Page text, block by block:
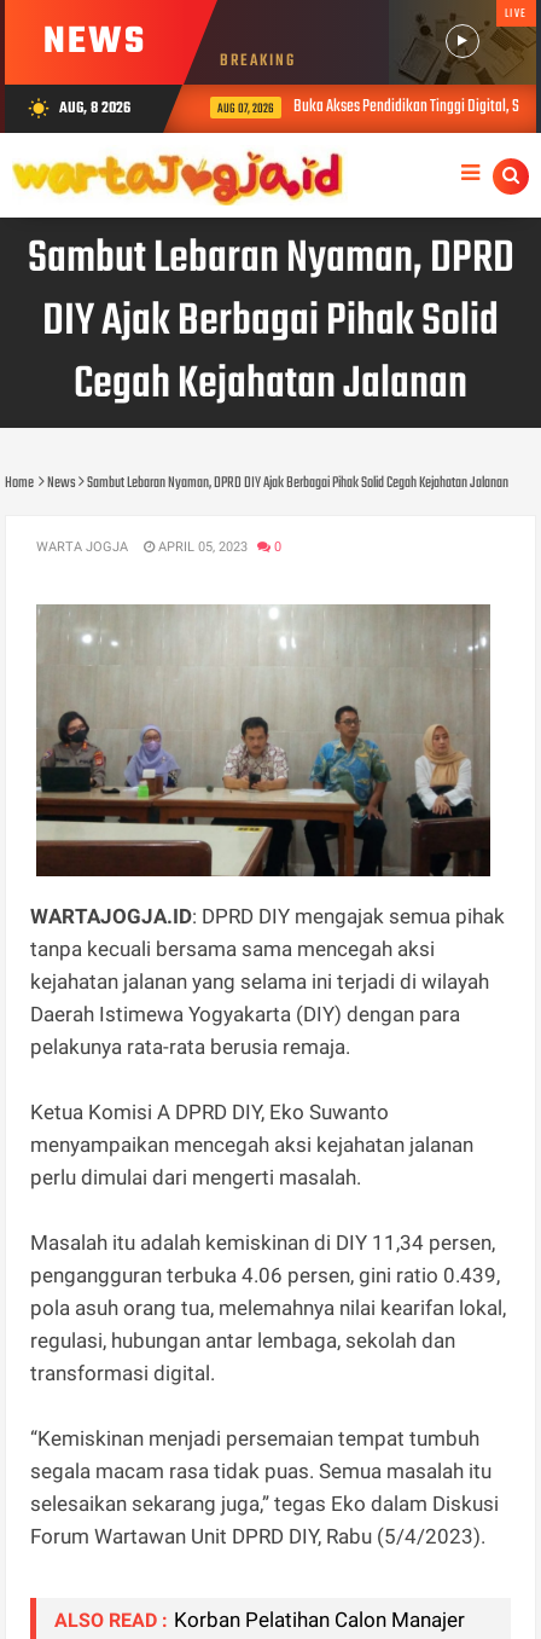
NEWS BREAKING
LIVE
wb_sunny AUG, 8 2026 AUG 07, 2026 Buka Akses Pendidikan Tinggi Digital,
Sambut Lebaran Nyaman, DPRD
DIY Ajak Berbagai Pihak Solid
Cegah Kejahatan Jalanan
Home News Sambut Lebaran Nyaman, DPRD DIY Ajak Berbagai Pihak Solid Cegah Kejahatan Jalanan
WARTA JOGJA APRIL 05, 2023 0
WARTAJOGJA.ID: DPRD DIY mengajak semua pihak
tanpa kecuali bersama sama mencegah aksi
kejahatan jalanan yang selama ini terjadi di wilayah
Daerah Istimewa Yogyakarta (DIY) dengan para
pelakunya rata-rata berusia remaja.
Ketua Komisi A DPRD DIY, Eko Suwanto
menyampaikan mencegah aksi kejahatan jalanan
perlu dimulai dari mengerti masalah.
Masalah itu adalah kemiskinan di DIY 11,34 persen,
pengangguran terbuka 4.06 persen, gini ratio 0.439,
pola asuh orang tua, melemahnya nilai kearifan lokal,
regulasi, hubungan antar lembaga, sekolah dan
transformasi digital.
“Kemiskinan menjadi persemaian tempat tumbuh
segala macam rasa tidak puas. Semua masalah itu
selesaikan sekarang juga,” tegas Eko dalam Diskusi
Forum Wartawan Unit DPRD DIY, Rabu (5/4/2023).
ALSO READ : Korban Pelatihan Calon Manajer